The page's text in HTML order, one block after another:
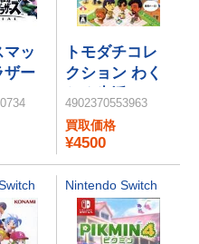
マッ
ザー
トモダチコレ
クション わく
わく生活
4902370553963
買取価格
¥4500
Nintendo Switch